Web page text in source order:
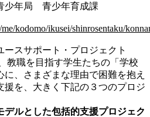
少年局 青少年育成課
kodomo/ikusei/shinrosentaku/
スサポート・プロジェクト
教職を目指す学生たちの「学校
、さまざまな理由で困難を抱え
援を、大きく下記の３つのプロジ
デルとした包括的支援プロジェク